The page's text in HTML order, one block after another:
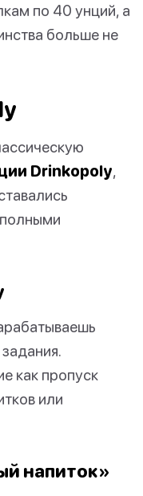
по 40 унций, а
больше не
Drinkopoly,
как пропуск
или
напиток»